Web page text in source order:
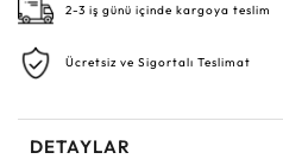
2-3 iş günü içinde kargoya teslim
Ücretsiz ve Sigortalı Teslimat
DETAYLAR